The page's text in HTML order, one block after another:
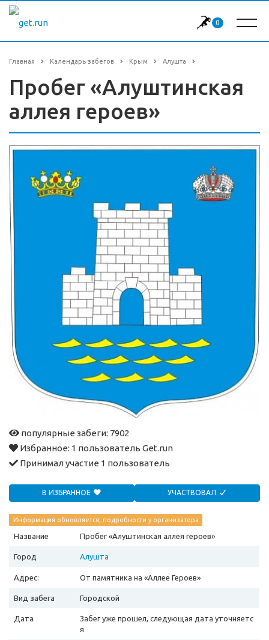
0
Главная Календарь забегов Крым Алушта
Пробег «Алуштинская
аллея героев»
популярные забеги: 7902
Избранное: 1 пользователь Get.run
Принимал участие 1 пользователь
В ИЗБРАННОЕ УЧАСТВОВАЛ
Информация обновляется, подробности у организатора
Название Пробег «Алуштинская аллея героев»
Город Алушта
Адрес: От памятника на «Аллее Героев»
Вид забега Городской
Дата
Забег уже прошел, следующая дата уточняетс
я